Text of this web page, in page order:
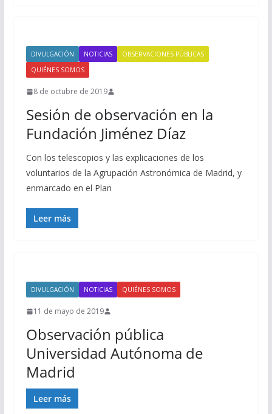
DIVULGACIÓN NOTICIAS
OBSERVACIONES PÚBLICAS
QUIÉNES SOMOS
8 de octubre de 2019
Sesión de observación en la
Fundación Jiménez Díaz
Con los telescopios y las explicaciones de los
voluntarios de la Agrupación Astronómica de Madrid, y
enmarcado en el Plan
Leer más
DIVULGACIÓN NOTICIAS QUIÉNES SOMOS
11 de mayo de 2019
Observación pública
Universidad Autónoma de
Madrid
Leer más